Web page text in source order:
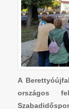
A
országos